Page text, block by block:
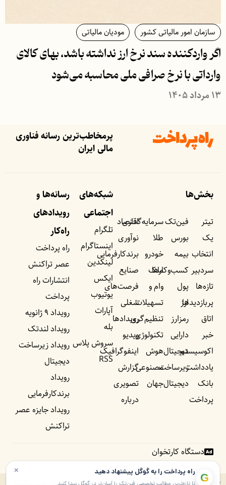
سازمان امور مالیاتی کشور مودیان مالیاتی
اگر واردکننده سند نرخ ارز نداشته باشد، بهای کالای
وارداتی با نرخ صرافی ملی محاسبه می‌شود
۱۳ مرداد ۱۴۰۵
پرمخاطب‌ترین رسانه فناوری
مالی ایران
بخش‌ها
تیتر
یک
انتخاب
سردبیر
تازه‌ها
پربازدید‌ها
اتاق
خبر
اکوسیستم
یادداشت‌
بانک
پرداخت
فین‌تک
بورس
بیمه
کسب‌وکار‌ها
پول
ارز
رمزارز
دارایی
دیجیتال
زیرساخت
دیجیتال
سرمایه‌گذاری
طلا
خودرو
ملک
وام و
تسهیلات
تنظیم‌گری
تکنولوژی
هوش
مصنوعی
جهان
اقتصاد
نوآوری
برندکارفرمایی
صنایع
فرصت‌های
شغلی
رویداد‌ها
ویدیو
اینفوگرافیک
گزارش
تصویری
درباره
شبکه‌های
اجتماعی
تلگرام
اینستاگرام
لینکدین
ایکس
یوتیوب
آپارات
بله
سروش پلاس
RSS
رسانه‌ها و
رویداد‌های
راه‌کار
راه پرداخت
عصر تراکنش
انتشارات راه
پرداخت
رویداد ۹ ژانویه
رویداد لندتک
رویداد زیرساخت
دیجیتال
رویداد
برندکارفرمایی
رویداد جایزه عصر
تراکنش
دستگاه کارتخوان
× G راه پرداخت را به گوگل پیشنهاد دهید